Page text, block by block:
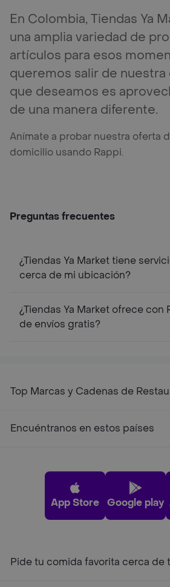
En Colombia, Tiendas Ya
una amplia variedad de
artículos para esos
queremos salir de nuestra
que deseamos es
de una manera diferente.
Anímate a probar nuestra oferta
domicilio usando Rappi.
Preguntas frecuentes
¿Tiendas Ya Market tiene
cerca de mi ubicación?
¿Tiendas Ya Market ofrece con
de envíos gratis?
Top Marcas y Cadenas de
Encuéntranos en estos países
App Store Google play
Pide tu comida favorita cerca de